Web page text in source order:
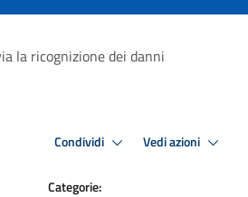
la ricognizione dei danni
Condividi Vedi azioni
Categorie: